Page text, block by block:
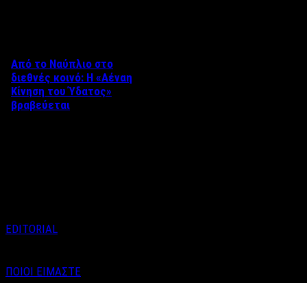
Από το Ναύπλιο στο
διεθνές κοινό: Η «Αέναη
Κίνηση του Ύδατος»
βραβεύεται
EDITORIAL
ΠΟΙΟΙ ΕΙΜΑΣΤΕ